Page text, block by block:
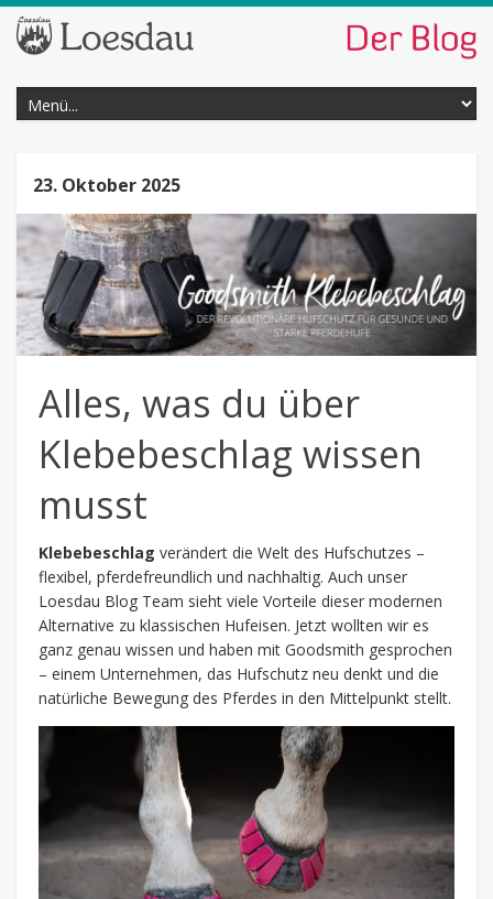
Alles, was du über
Klebebeschlag wissen
musst
Klebebeschlag verändert die Welt des Hufschutzes –
flexibel, pferdefreundlich und nachhaltig. Auch unser
Loesdau Blog Team sieht viele Vorteile dieser modernen
Alternative zu klassischen Hufeisen. Jetzt wollten wir es
ganz genau wissen und haben mit Goodsmith gesprochen
– einem Unternehmen, das Hufschutz neu denkt und die
natürliche Bewegung des Pferdes in den Mittelpunkt stellt.
23. Oktober 2025